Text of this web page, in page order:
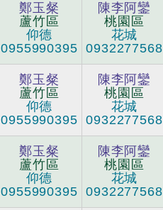
鄭玉粲
蘆竹區
仰德
0955990395
陳李阿鑾
桃園區
花城
0932277568
鄭玉粲
蘆竹區
仰德
0955990395
陳李阿鑾
桃園區
花城
0932277568
鄭玉粲
蘆竹區
仰德
0955990395
陳李阿鑾
桃園區
花城
0932277568